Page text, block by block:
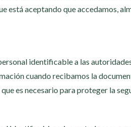
está aceptando que accedamos,
identificable a las
cuando recibamos la
es necesario para proteger la